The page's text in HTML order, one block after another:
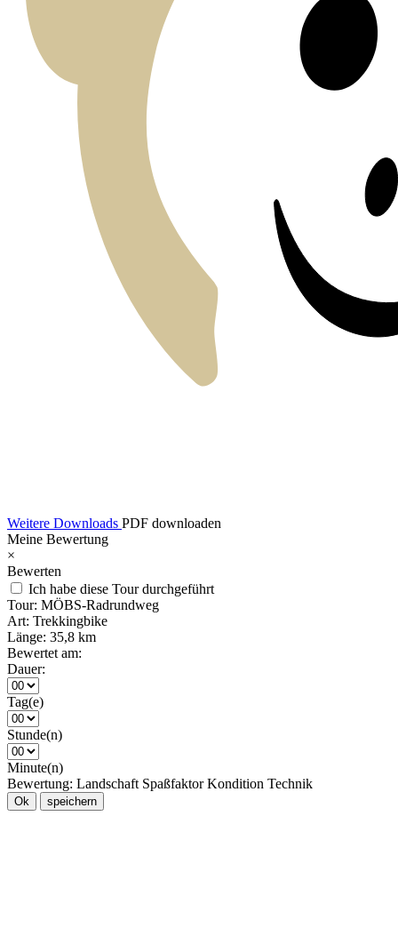
Weitere Downloads PDF downloaden
Meine Bewertung
×
Bewerten
Ich habe diese Tour durchgeführt
Tour: MÖBS-Radrundweg
Art: Trekkingbike
Länge: 35,8 km
Bewertet am:
Dauer:
Tag(e)
Stunde(n)
Minute(n)
Bewertung: Landschaft Spaßfaktor Kondition Technik
Ok speichern